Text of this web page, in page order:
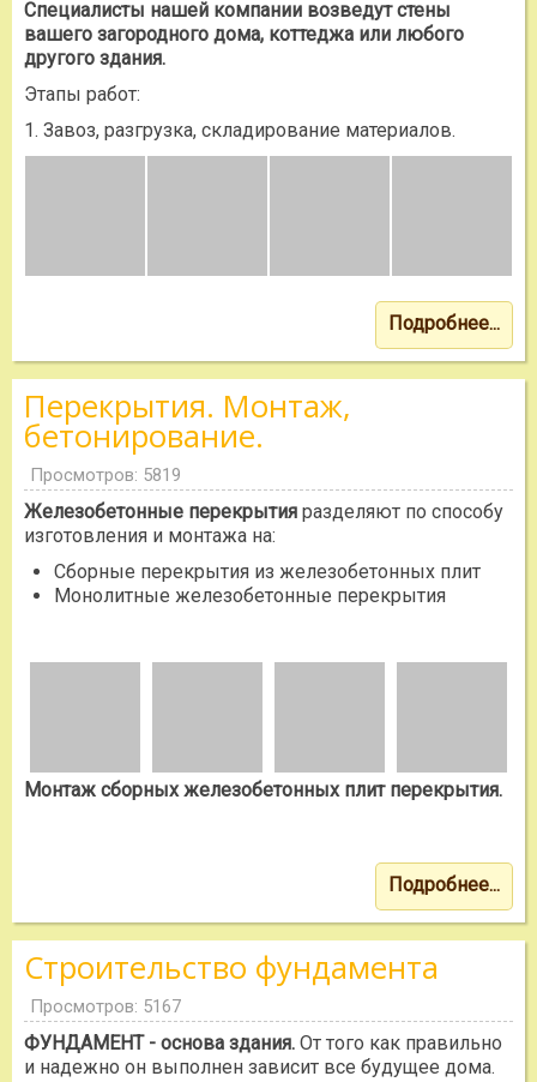
Специалисты нашей компании возведут стены
вашего загородного дома, коттеджа или любого
другого здания.
Этапы работ:
1. Завоз, разгрузка, складирование материалов.
Подробнее...
Перекрытия. Монтаж,
бетонирование.
Просмотров: 5819
Железобетонные перекрытия разделяют по способу
изготовления и монтажа на:
Сборные перекрытия из железобетонных плит
Монолитные железобетонные перекрытия
Монтаж сборных железобетонных плит перекрытия.
Подробнее...
Строительство фундамента
Просмотров: 5167
ФУНДАМЕНТ - основа здания. От того как правильно
и надежно он выполнен зависит все будущее дома.